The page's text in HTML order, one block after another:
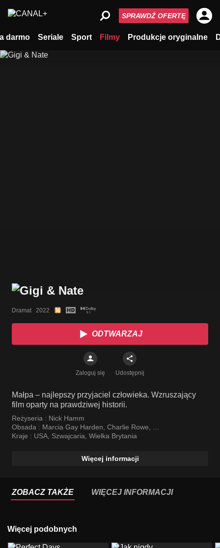
darmo Seriale Sport Filmy Produkcje oryginalne
SPRAWDŹ OFERTĘ
Dramat   2022
ODTWARZAJ
Zaloguj się Udostępnij
Małpa – najlepszy przyjaciel człowieka. Wzruszający
film oparty na prawdziwej historii.
Reżyseria : Nick Hamm
Obsada : Marcia Gay Harden, Charlie Rowe,
Josephine Langford
Kraje : USA, Szwajcaria, Wielka Brytania
Więcej informacji
ZOBACZ TAKŻE WIĘCEJ INFORMACJI
Więcej podobnych